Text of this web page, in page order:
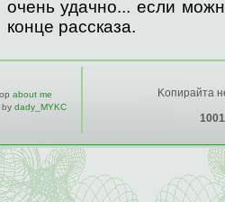
очень удачно... если
конце рассказа.
about me
by dady_MYKC
Kопирайта